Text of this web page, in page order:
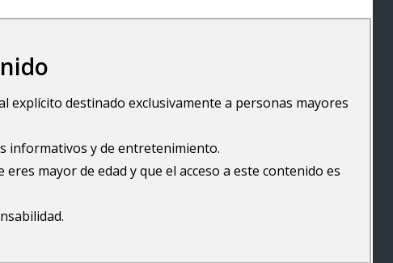
explícito destinado exclusivamente a personas mayores
informativos y de entretenimiento.
mayor de edad y que el acceso a este contenido es